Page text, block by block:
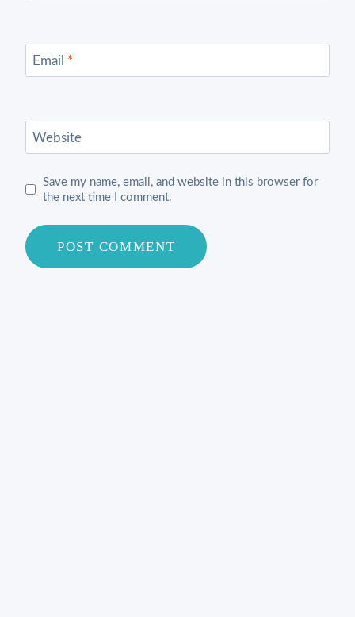
Email *
Website
Save my name, email, and website in this browser for
the next time I comment.